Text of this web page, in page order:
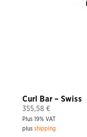
Curl Bar – Swiss
355,58 €
Plus 19% VAT
plus shipping